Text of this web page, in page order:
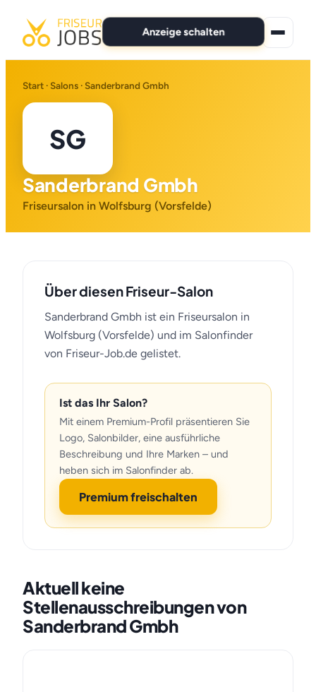
Anzeige schalten
Alle Jobs
Für Bewerber
Marken
Start · Salons · Sanderbrand Gmbh
SG
Sanderbrand Gmbh
Friseursalon in Wolfsburg (Vorsfelde)
Über diesen Friseur-Salon
Sanderbrand Gmbh ist ein Friseursalon in
Wolfsburg (Vorsfelde) und im Salonfinder
von Friseur-Job.de gelistet.
Ist das Ihr Salon?
Mit einem Premium-Profil präsentieren Sie
Logo, Salonbilder, eine ausführliche
Beschreibung und Ihre Marken – und
heben sich im Salonfinder ab.
Premium freischalten
Aktuell keine
Stellenausschreibungen von
Sanderbrand Gmbh